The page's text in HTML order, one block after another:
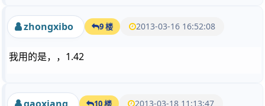
zhongxibo 9 楼 2013-03-16 16:52:08
我用的是，，1.42
2013-03-18 11:13:47